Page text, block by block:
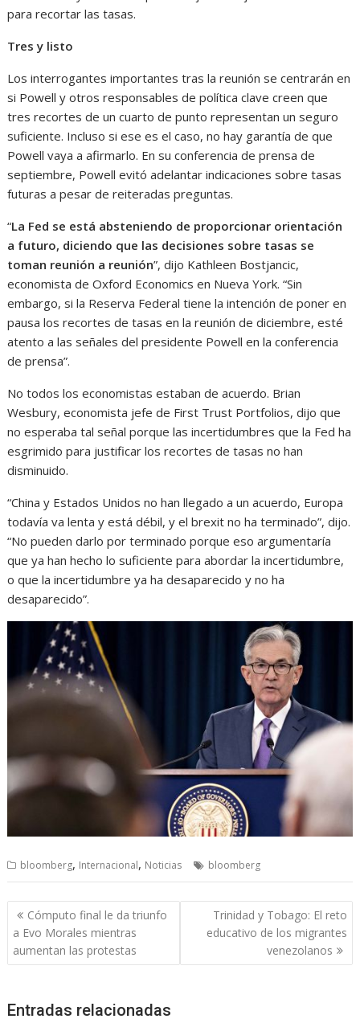
para recortar las tasas.
Tres y listo
Los interrogantes importantes tras la reunión se centrarán en
si Powell y otros responsables de política clave creen que
tres recortes de un cuarto de punto representan un seguro
suficiente. Incluso si ese es el caso, no hay garantía de que
Powell vaya a afirmarlo. En su conferencia de prensa de
septiembre, Powell evitó adelantar indicaciones sobre tasas
futuras a pesar de reiteradas preguntas.
“La Fed se está absteniendo de proporcionar orientación
a futuro, diciendo que las decisiones sobre tasas se
toman reunión a reunión”, dijo Kathleen Bostjancic,
economista de Oxford Economics en Nueva York. “Sin
embargo, si la Reserva Federal tiene la intención de poner en
pausa los recortes de tasas en la reunión de diciembre, esté
atento a las señales del presidente Powell en la conferencia
de prensa”.
No todos los economistas estaban de acuerdo. Brian
Wesbury, economista jefe de First Trust Portfolios, dijo que
no esperaba tal señal porque las incertidumbres que la Fed ha
esgrimido para justificar los recortes de tasas no han
disminuido.
“China y Estados Unidos no han llegado a un acuerdo, Europa
todavía va lenta y está débil, y el brexit no ha terminado”, dijo.
“No pueden darlo por terminado porque eso argumentaría
que ya han hecho lo suficiente para abordar la incertidumbre,
o que la incertidumbre ya ha desaparecido y no ha
desaparecido”.
bloomberg, Internacional, Noticias bloomberg
Navegación
de
entradas
Cómputo final le da triunfo
a Evo Morales mientras
aumentan las protestas
Trinidad y Tobago: El reto
educativo de los migrantes
venezolanos
Entradas relacionadas